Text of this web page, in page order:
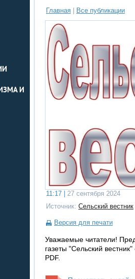
И
Главная Все публикации
11:17 |
27 сентября 2024
Источник: Сельский вестник
Версия для печати
Уважаемые читатели!
газеты "Сельский
PDF.